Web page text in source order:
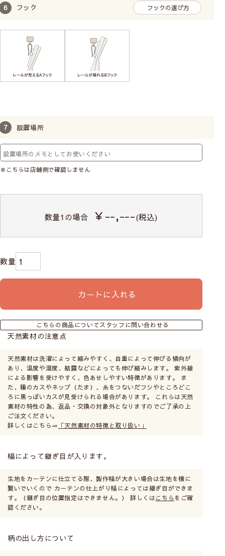
フック フックの選び方
設置場所
※こちらは店舗側で確認しません
数量1の場合 ￥--,---(税込)
カートに入れる
こちらの商品についてスタッフに問い合わせる
天然素材の注意点
天然素材は洗濯によって縮みやすく、自重によって伸びる傾向が
あり、温度や湿度、結露などによっても伸び縮みします。 紫外線
による影響を受けやすく、色あせしやすい特徴があります。 ま
た、種のカスやネップ（たま）、糸をつないだフシやところどこ
ろに黒っぽいカスが見受けられる場合があります。 これらは天然
素材の特性の為、返品・交換の対象外となりますのでご了承の上
ご注文ください。
詳しくはこちら⇒ 「天然素材の特徴と取り扱い」
幅によって継ぎ目が入ります。
生地をカーテンに仕立てる際、製作幅が大きい場合は生地を横に
繋いでいくので カーテンの仕上がり幅によっては継ぎ目ができま
す。（継ぎ目の位置指定はできません。） 詳しくはこちら をご確
認ください。
柄の出し方について